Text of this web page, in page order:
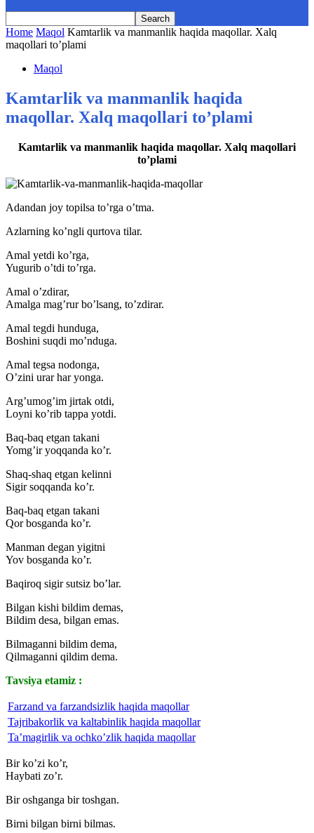
Home Maqol Kamtarlik va manmanlik haqida maqollar. Xalq
maqollari to’plami
Maqol
Kamtarlik va manmanlik haqida
maqollar. Xalq maqollari to’plami
Kamtarlik va manmanlik haqida maqollar. Xalq maqollari
to’plami
Adandan joy topilsa to’rga o’tma.
Azlarning ko’ngli qurtova tilar.
Amal yetdi ko’rga,
Yugurib o’tdi to’rga.
Amal o’zdirar,
Amalga mag’rur bo’lsang, to’zdirar.
Amal tegdi hunduga,
Boshini suqdi mo’nduga.
Amal tegsa nodonga,
O’zini urar har yonga.
Arg’umog’im jirtak otdi,
Loyni ko’rib tappa yotdi.
Baq-baq etgan takani
Yomg’ir yoqqanda ko’r.
Shaq-shaq etgan kelinni
Sigir soqqanda ko’r.
Baq-baq etgan takani
Qor bosganda ko’r.
Manman degan yigitni
Yov bosganda ko’r.
Baqiroq sigir sutsiz bo’lar.
Bilgan kishi bildim demas,
Bildim desa, bilgan emas.
Bilmaganni bildim dema,
Qilmaganni qildim dema.
Tavsiya etamiz :
Farzand va farzandsizlik haqida maqollar
Tajribakorlik va kaltabinlik haqida maqollar
Ta’magirlik va ochko’zlik haqida maqollar
Bir ko’zi ko’r,
Haybati zo’r.
Bir oshganga bir toshgan.
Birni bilgan birni bilmas.